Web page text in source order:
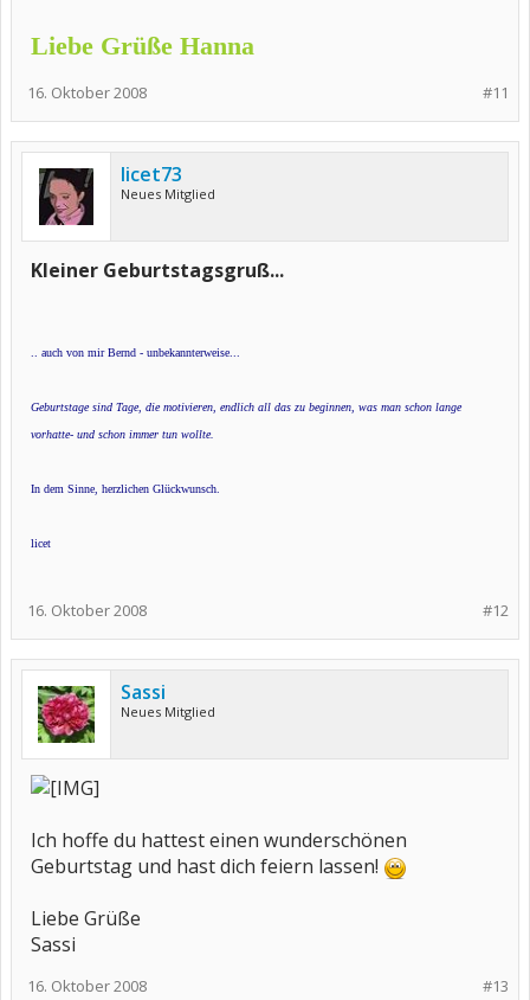
Liebe Grüße Hanna
#11
16. Oktober 2008
licet73
Neues Mitglied
Kleiner Geburtstagsgruß...
.. auch von mir Bernd - unbekannterweise...
Geburtstage sind Tage, die motivieren, endlich all das zu beginnen, was man schon lange
vorhatte- und schon immer tun wollte.
In dem Sinne, herzlichen Glückwunsch.
licet
#12
16. Oktober 2008
Sassi
Neues Mitglied
Ich hoffe du hattest einen wunderschönen
Geburtstag und hast dich feiern lassen!
Liebe Grüße
Sassi
#13
16. Oktober 2008